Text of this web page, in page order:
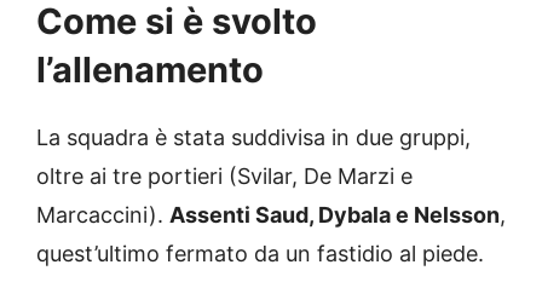
Come si è svolto
l’allenamento
La squadra è stata suddivisa in due gruppi,
oltre ai tre portieri (Svilar, De Marzi e
Marcaccini). Assenti Saud, Dybala e Nelsson,
quest’ultimo fermato da un fastidio al piede.